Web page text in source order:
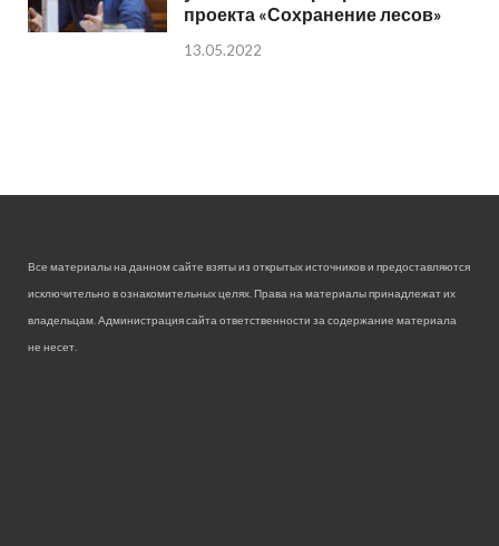
проекта «Сохранение лесов»
13.05.2022
Все материалы на данном сайте взяты из открытых источников и предоставляются
исключительно в ознакомительных целях. Права на материалы принадлежат их
владельцам. Администрация сайта ответственности за содержание материала
не несет.